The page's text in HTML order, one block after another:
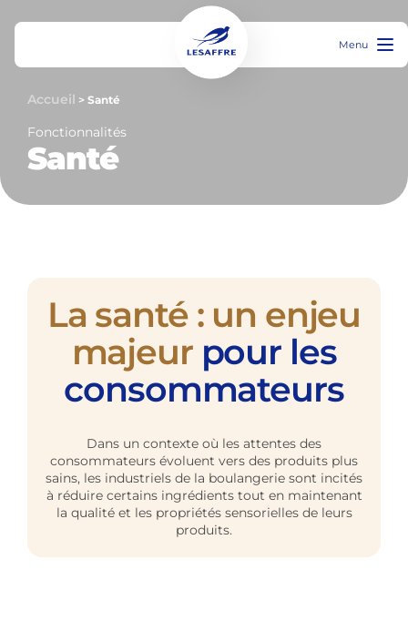
Menu
Accueil > Santé
Santé
Fonctionnalités
La santé : un enjeu
majeur pour les
consommateurs
Dans un contexte où les attentes des
consommateurs évoluent vers des produits plus
sains, les industriels de la boulangerie sont incités
à réduire certains ingrédients tout en maintenant
la qualité et les propriétés sensorielles de leurs
produits.